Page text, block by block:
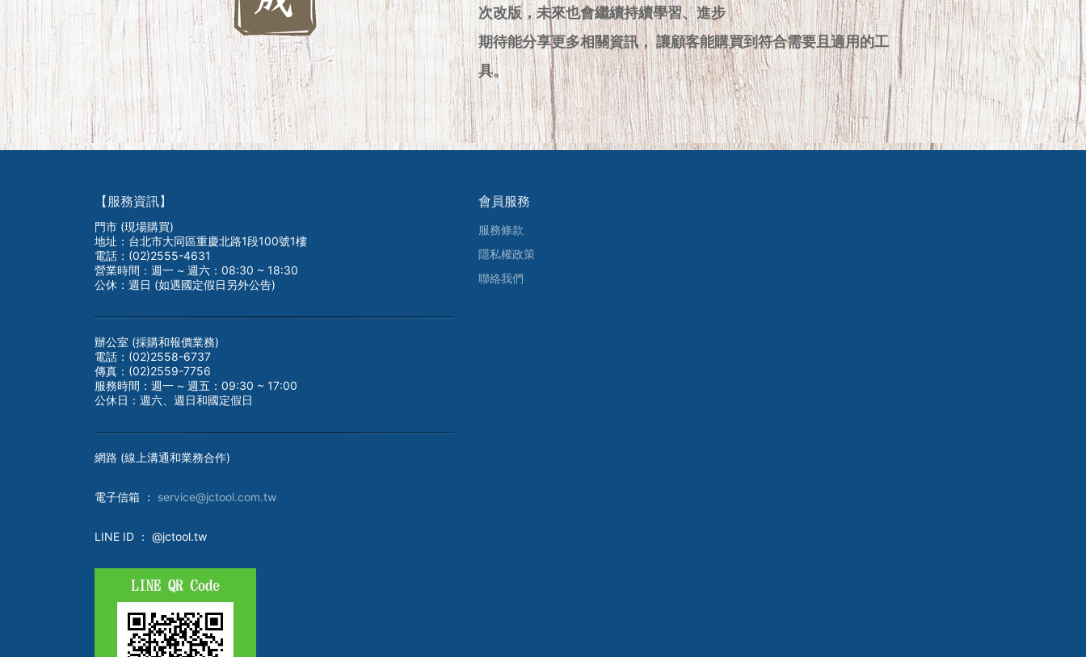
次改版，未來也會繼續持續學習、進步
期待能分享更多相關資訊， 讓顧客能購買到符合需要且適用的工
具。
【服務資訊】
門市 (現場購買)
地址：台北市大同區重慶北路1段100號1樓
電話：(02)2555-4631
營業時間：週一 ~ 週六：08:30 ~ 18:30
公休：週日 (如遇國定假日另外公告)
辦公室 (採購和報價業務)
電話：(02)2558-6737
傳真：(02)2559-7756
服務時間：週一 ~ 週五：09:30 ~ 17:00
公休日：週六、週日和國定假日
網路 (線上溝通和業務合作)
電子信箱 ： service@jctool.com.tw
LINE ID ： @jctool.tw
會員服務
服務條款
隱私權政策
聯絡我們